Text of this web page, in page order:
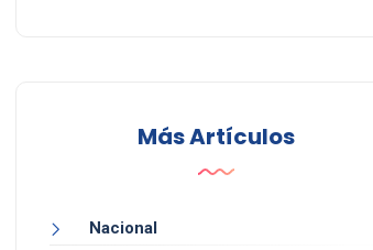
Más Artículos
Nacional